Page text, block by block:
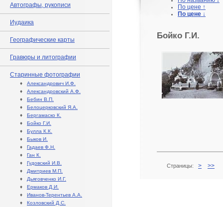
Автографы, рукописи
Иудаика
Географические карты
Гравюры и литографии
Старинные фотографии
♦ Александрович И.Ф.
♦ Александровский А.Ф.
♦ Бебин В.П.
♦ Белоцерковский Я.А.
♦ Бергамаско К.
♦ Бойко Г.И.
♦ Булла К.К.
♦ Быков И.
♦ Гадаев Ф.Н.
♦ Ган К.
♦ Гудовский И.В.
♦ Дмитриев М.П.
♦ Дьяговченко И.Г.
♦ Ермаков Д.И.
♦ Иванов-Терентьев А.А.
♦ Козловский Д.С.
По цене ↑
По цене ↓
Бойко Г.И.
Страницы: > >>